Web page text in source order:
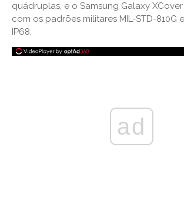
quádruplas, e o Samsung Galaxy
com os padrões militares MIL-STD-810G
IP68.
ad